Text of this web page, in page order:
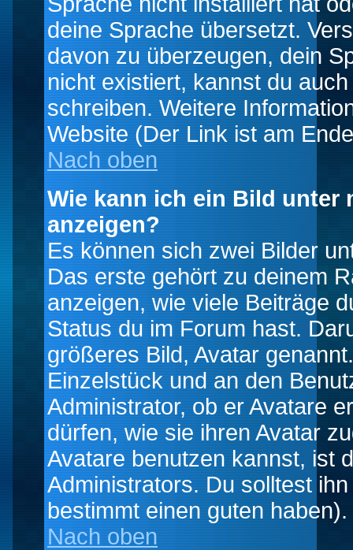
deine Sprache übersetzt.
davon zu überzeugen, dein
nicht existiert, kannst du
schreiben. Weitere
Website (Der Link ist am
Nach oben
Wie kann ich ein Bild unter
anzeigen?
Es können sich zwei Bilder
Das erste gehört zu deinem
anzeigen, wie viele Beiträge
Status du im Forum hast.
größeres Bild, Avatar
Einzelstück und an den
Administrator, ob er Avatare
dürfen, wie sie ihren Avatar
Avatare benutzen kannst, ist
Administrators. Du solltest
bestimmt einen guten haben).
Nach oben